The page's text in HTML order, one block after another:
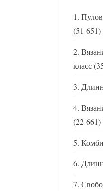
(51 651)
класс
(22 661)